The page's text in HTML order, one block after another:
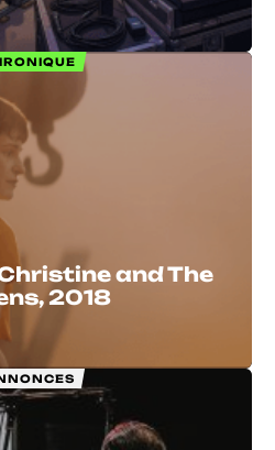
and The
2018